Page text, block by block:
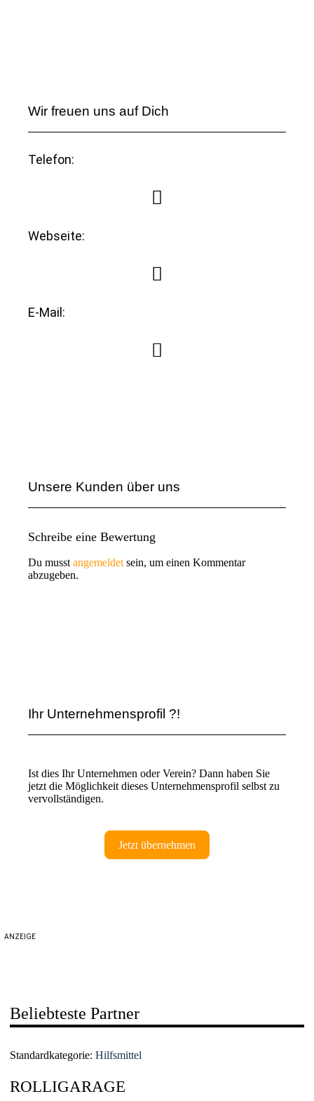
Wir freuen uns auf Dich
Telefon:
Webseite:
E-Mail:
Unsere Kunden über uns
Schreibe eine Bewertung
Du musst angemeldet sein, um einen Kommentar
abzugeben.
Ihr Unternehmensprofil ?!
Ist dies Ihr Unternehmen oder Verein? Dann haben Sie
jetzt die Möglichkeit dieses Unternehmensprofil selbst zu
vervollständigen.
Jetzt übernehmen
ANZEIGE
Beliebteste Partner
Standardkategorie: Hilfsmittel
ROLLIGARAGE